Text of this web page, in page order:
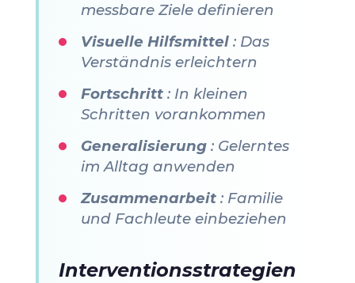
messbare Ziele definieren
Visuelle Hilfsmittel: Das
Verständnis erleichtern
Fortschritt: In kleinen
Schritten vorankommen
Generalisierung: Gelerntes
im Alltag anwenden
Zusammenarbeit: Familie
und Fachleute einbeziehen
Interventionsstrategien